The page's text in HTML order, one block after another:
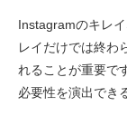
Instagramのキレ
レイだけでは終わ
れることが重要で
必要性を演出でき